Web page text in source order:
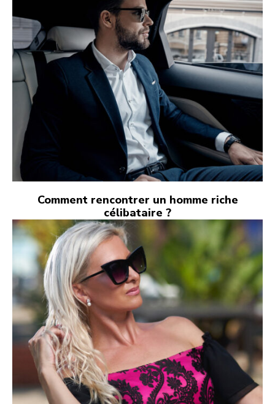
Comment rencontrer un homme riche
célibataire ?